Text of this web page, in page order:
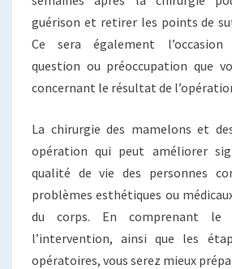
guérison et retirer les points de
Ce sera également l’occasion
question ou préoccupation que
concernant le résultat de
La chirurgie des mamelons et
opération qui peut améliorer
qualité de vie des personnes
problèmes esthétiques ou
du corps. En comprenant le
l’intervention, ainsi que les
opératoires, vous serez mieux